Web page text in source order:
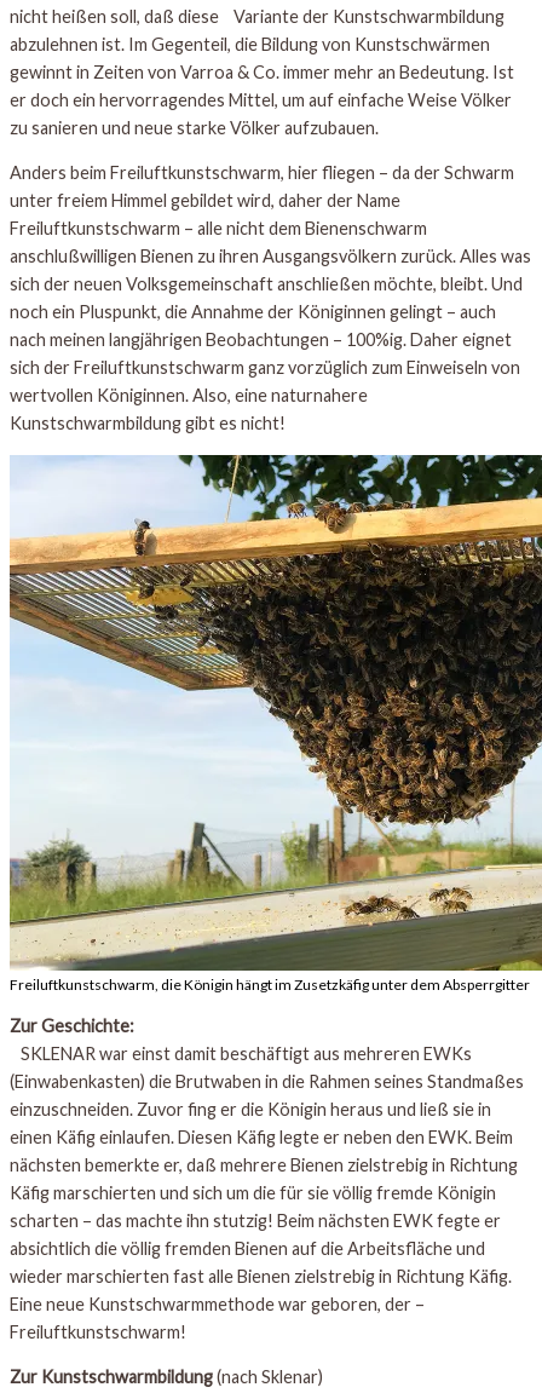
nicht heißen soll, daß diese Variante der Kunstschwarmbildung
abzulehnen ist. Im Gegenteil, die Bildung von Kunstschwärmen
gewinnt in Zeiten von Varroa & Co. immer mehr an Bedeutung. Ist
er doch ein hervorragendes Mittel, um auf einfache Weise Völker
zu sanieren und neue starke Völker aufzubauen.
Anders beim Freiluftkunstschwarm, hier fliegen – da der Schwarm
unter freiem Himmel gebildet wird, daher der Name
Freiluftkunstschwarm – alle nicht dem Bienenschwarm
anschlußwilligen Bienen zu ihren Ausgangsvölkern zurück. Alles was
sich der neuen Volksgemeinschaft anschließen möchte, bleibt. Und
noch ein Pluspunkt, die Annahme der Königinnen gelingt – auch
nach meinen langjährigen Beobachtungen – 100%ig. Daher eignet
sich der Freiluftkunstschwarm ganz vorzüglich zum Einweiseln von
wertvollen Königinnen. Also, eine naturnahere
Kunstschwarmbildung gibt es nicht!
Freiluftkunstschwarm, die Königin hängt im Zusetzkäfig unter dem Absperrgitter
Zur Geschichte:
SKLENAR war einst damit beschäftigt aus mehreren EWKs
(Einwabenkasten) die Brutwaben in die Rahmen seines Standmaßes
einzuschneiden. Zuvor fing er die Königin heraus und ließ sie in
einen Käfig einlaufen. Diesen Käfig legte er neben den EWK. Beim
nächsten bemerkte er, daß mehrere Bienen zielstrebig in Richtung
Käfig marschierten und sich um die für sie völlig fremde Königin
scharten – das machte ihn stutzig! Beim nächsten EWK fegte er
absichtlich die völlig fremden Bienen auf die Arbeitsfläche und
wieder marschierten fast alle Bienen zielstrebig in Richtung Käfig.
Eine neue Kunstschwarmmethode war geboren, der –
Freiluftkunstschwarm!
Zur Kunstschwarmbildung(nach Sklenar)